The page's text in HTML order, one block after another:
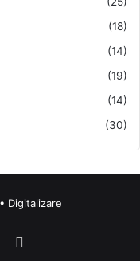
(18)
(14)
(19)
(14)
(30)
Digitalizare